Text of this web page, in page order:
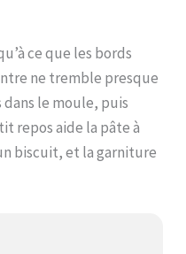
ce que les bords
ne tremble presque
dans le moule, puis
repos aide la pâte à
biscuit, et la garniture